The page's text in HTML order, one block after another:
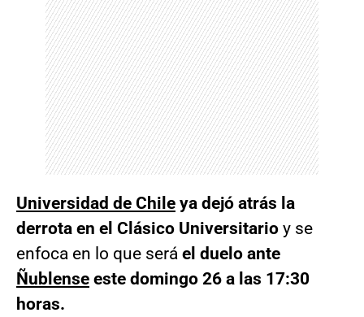
Universidad de Chile ya dejó atrás la
derrota en el Clásico Universitario y se
enfoca en lo que será el duelo ante
Ñublense este domingo 26 a las 17:30
horas.